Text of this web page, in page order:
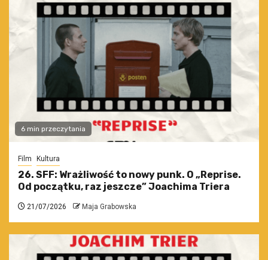
6 min przeczytania
Film Kultura
26. SFF: Wrażliwość to nowy punk. O „Reprise.
Od początku, raz jeszcze” Joachima Triera
21/07/2026 Maja Grabowska